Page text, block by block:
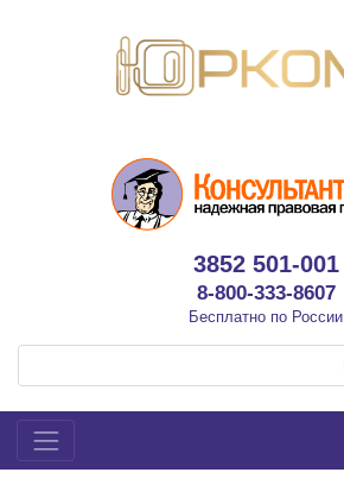
3852 501-001
8-800-333-8607
Бесплатно по России